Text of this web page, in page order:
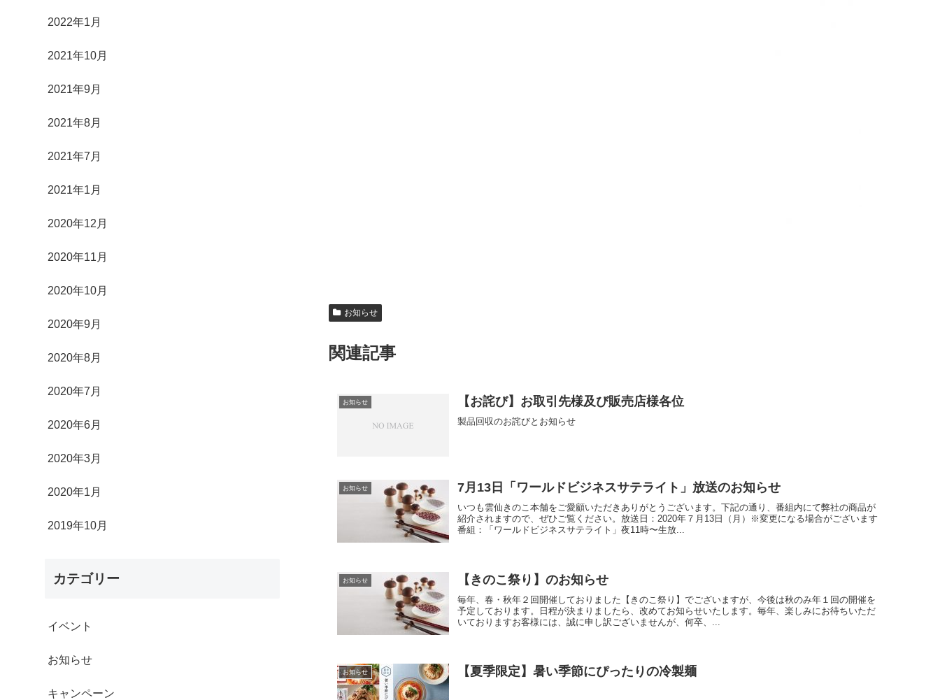
お知らせ
関連記事
お知らせ 【お詫び】お取引先様及び販売店様各位
製品回収のお詫びとお知らせ
お知らせ 7月13日「ワールドビジネスサテライト」放送のお知らせ
いつも雲仙きのこ本舗をご愛顧いただきありがとうございます。下記の通り、番組内にて弊社の商品が
紹介されますので、ぜひご覧ください。放送日：2020年７月13日（月）※変更になる場合がございます
番組：「ワールドビジネスサテライト」夜11時〜生放...
お知らせ 【きのこ祭り】のお知らせ
毎年、春・秋年２回開催しておりました【きのこ祭り】でございますが、今後は秋のみ年１回の開催を
予定しております。日程が決まりましたら、改めてお知らせいたします。毎年、楽しみにお待ちいただ
いておりますお客様には、誠に申し訳ございませんが、何卒、...
お知らせ 【夏季限定】暑い季節にぴったりの冷製麺
2022年1月
2021年10月
2021年9月
2021年8月
2021年7月
2021年1月
2020年12月
2020年11月
2020年10月
2020年9月
2020年8月
2020年7月
2020年6月
2020年3月
2020年1月
2019年10月
カテゴリー
イベント
お知らせ
キャンペーン